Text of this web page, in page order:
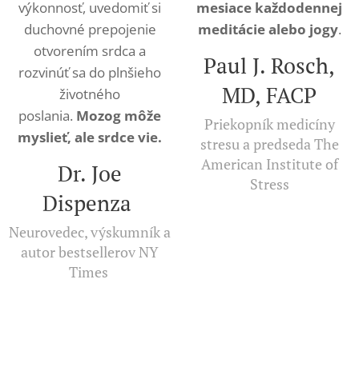
výkonnosť, uvedomiť si
duchovné prepojenie
otvorením srdca a
rozvinúť sa do plnšieho
životného
poslania. Mozog môže
myslieť, ale srdce vie.
Dr. Joe
Dispenza
Neurovedec, výskumník a
autor bestsellerov NY
Times
mesiace každodennej
meditácie alebo jogy.
Paul J. Rosch,
MD, FACP
Priekopník medicíny
stresu a predseda The
American Institute of
Stress